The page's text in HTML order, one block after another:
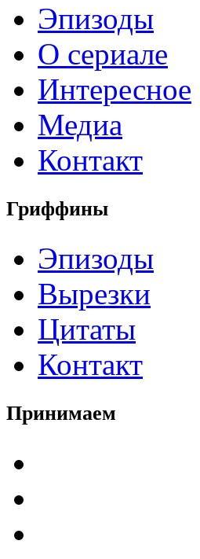
Эпизоды
О сериале
Интересное
Медиа
Контакт
Гриффины
Эпизоды
Вырезки
Цитаты
Контакт
Принимаем